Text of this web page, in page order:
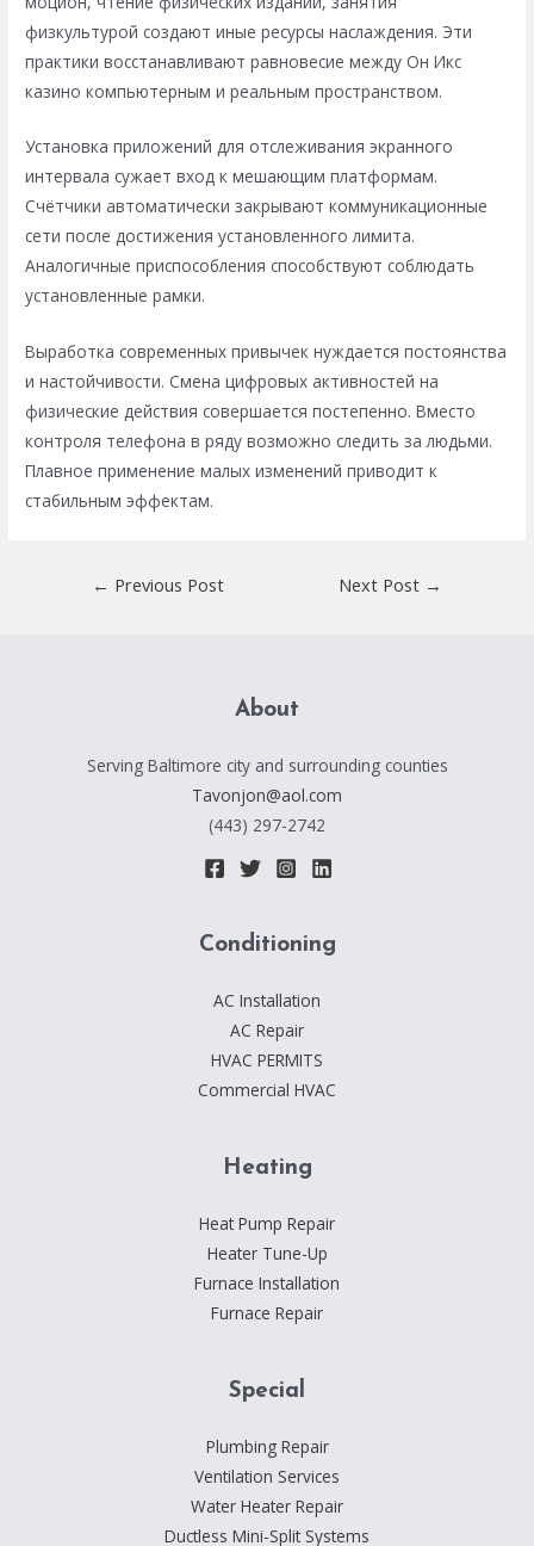
физкультурой создают иные ресурсы наслаждения. Эти
практики восстанавливают равновесие между Он Икс
казино компьютерным и реальным пространством.
Установка приложений для отслеживания экранного
интервала сужает вход к мешающим платформам.
Счётчики автоматически закрывают коммуникационные
сети после достижения установленного лимита.
Аналогичные приспособления способствуют соблюдать
установленные рамки.
Выработка современных привычек нуждается постоянства
и настойчивости. Смена цифровых активностей на
физические действия совершается постепенно. Вместо
контроля телефона в ряду возможно следить за людьми.
Плавное применение малых изменений приводит к
стабильным эффектам.
← Previous Post Next Post →
About
Serving Baltimore city and surrounding counties
Tavonjon@aol.com
(443) 297-2742
Conditioning
AC Installation
AC Repair
HVAC PERMITS
Commercial HVAC
Heating
Heat Pump Repair
Heater Tune-Up
Furnace Installation
Furnace Repair
Special
Plumbing Repair
Ventilation Services
Water Heater Repair
Ductless Mini-Split Systems